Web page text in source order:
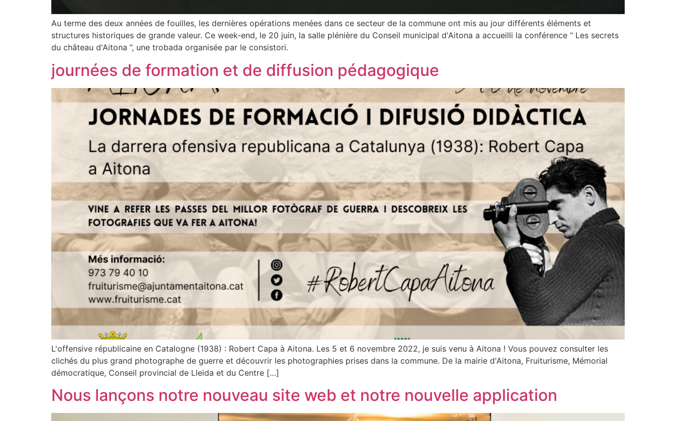
Au terme des deux années de fouilles, les dernières opérations menées dans ce secteur de la commune ont mis au jour différents éléments et
structures historiques de grande valeur. Ce week-end, le 20 juin, la salle plénière du Conseil municipal d'Aitona a accueilli la conférence “ Les secrets
du château d'Aitona ”, une trobada organisée par le consistori.
journées de formation et de diffusion pédagogique
L'offensive républicaine en Catalogne (1938) : Robert Capa à Aitona. Les 5 et 6 novembre 2022, je suis venu à Aitona ! Vous pouvez consulter les
clichés du plus grand photographe de guerre et découvrir les photographies prises dans la commune. De la mairie d'Aitona, Fruiturisme, Mémorial
démocratique, Conseil provincial de Lleida et du Centre […]
Nous lançons notre nouveau site web et notre nouvelle application